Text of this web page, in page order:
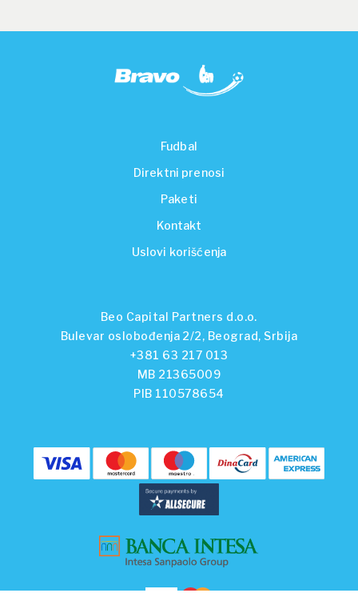
Fudbal
Direktni prenosi
Paketi
Kontakt
Uslovi korišćenja
Beo Capital Partners d.o.o.
Bulevar oslobođenja 2/2, Beograd, Srbija
+381 63 217 013
MB 21365009
PIB 110578654